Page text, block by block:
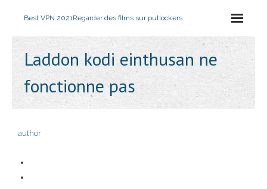
Best VPN 2021Regarder des films sur putlockers
Laddon kodi einthusan ne
fonctionne pas
author